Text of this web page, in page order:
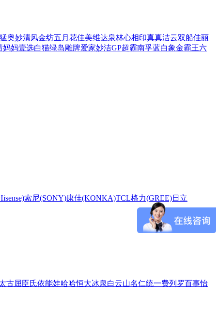
奥妙清风金纺五月花佳美维达泉林心相印真真洁云双船佳丽
妈妈壹选白猫绿岛雕牌爱家妙洁GP超霸南孚蓝白象金霸王六
索尼(SONY)康佳(KONKA)TCL格力(GREE)日立
古屈臣氏依能娃哈哈恒大冰泉白云山名仁统一费列罗百事怡